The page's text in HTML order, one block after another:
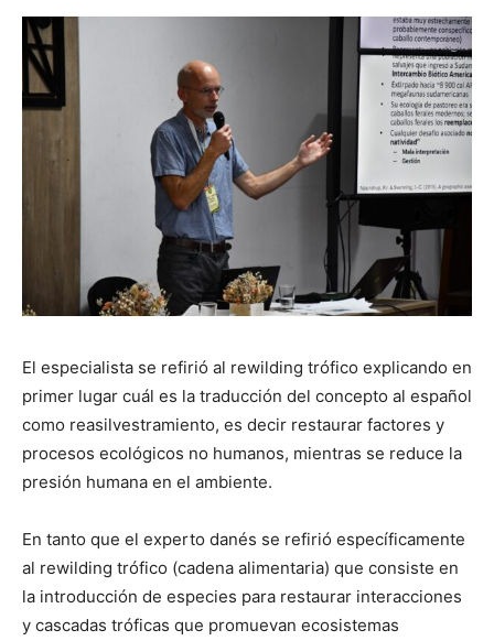
El especialista se refirió al rewilding trófico explicando en
primer lugar cuál es la traducción del concepto al español
como reasilvestramiento, es decir restaurar factores y
procesos ecológicos no humanos, mientras se reduce la
presión humana en el ambiente.
En tanto que el experto danés se refirió específicamente
al rewilding trófico (cadena alimentaria) que consiste en
la introducción de especies para restaurar interacciones
y cascadas tróficas que promuevan ecosistemas